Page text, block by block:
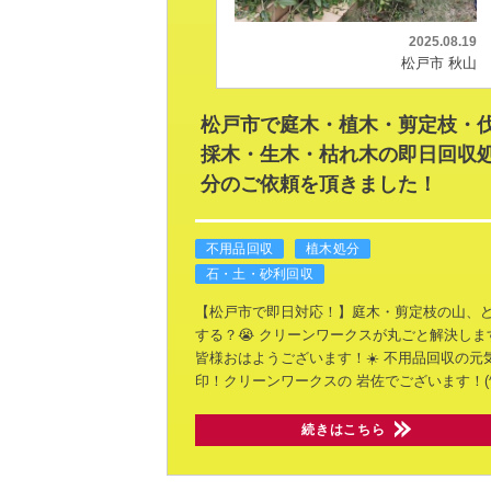
2025.08.19
松戸市 秋山
松戸市で庭木・植木・剪定枝・
採木・生木・枯れ木の即日回収
分のご依頼を頂きました！
不用品回収
植木処分
石・土・砂利回収
【松戸市で即日対応！】庭木・剪定枝の山、
する？😭 クリーンワークスが丸ごと解決しま
皆様おはようございます！☀️ 不用品回収の元
印！クリーンワークスの 岩佐でございます！
続きはこちら